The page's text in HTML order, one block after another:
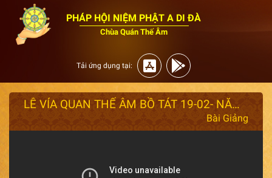
PHÁP HỘI NIỆM PHẬT A DI ĐÀ
Chùa Quán Thế Âm
Tải ứng dụng tại:
LỄ VÍA QUAN THẾ ÂM BỒ TÁT 19-02- NĂM ẤT TỴ 2025 - ĐĐ: Thích Giác Nhàn Thuyết Giảng.
Bài Giảng